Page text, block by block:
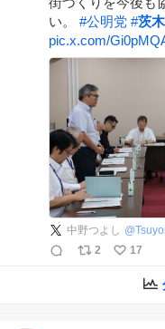
い。 #公明党 #茨
pic.x.com/
中野つよし @
2
17